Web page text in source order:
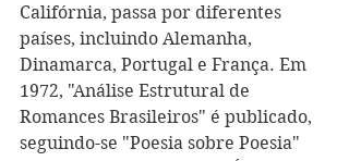
Califórnia, passa por diferentes
países, incluindo Alemanha,
Dinamarca, Portugal e França. Em
1972, "Análise Estrutural de
Romances Brasileiros" é publicado,
seguindo-se "Poesia sobre Poesia"